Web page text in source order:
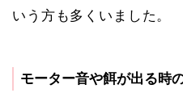
いう方も多くいました。
モーター音や餌が出る時